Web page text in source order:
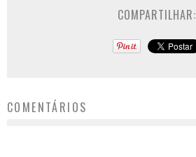
COMPARTILHAR:
COMENTÁRIOS